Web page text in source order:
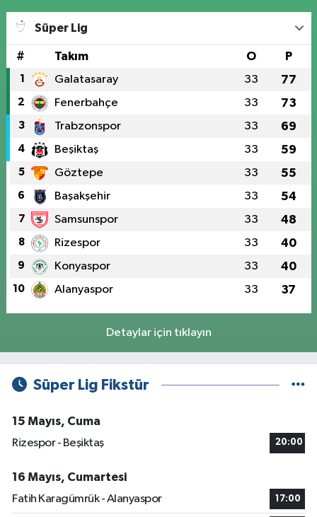
Süper Lig
# Takım O P
1 Galatasaray 33 77
2 Fenerbahçe 33 73
3 Trabzonspor 33 69
4 Beşiktaş 33 59
5 Göztepe 33 55
6 Başakşehir 33 54
7 Samsunspor 33 48
8 Rizespor 33 40
9 Konyaspor 33 40
10 Alanyaspor 33 37
Detaylar için tıklayın
Süper Lig Fikstür
15 Mayıs, Cuma
Rizespor - Beşiktaş
20:00
16 Mayıs, Cumartesi
Fatih Karagümrük - Alanyaspor
17:00